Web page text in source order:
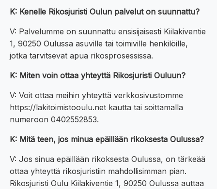
K: Kenelle Rikosjuristi Oulun palvelut on suunnattu?
V: Palvelumme on suunnattu ensisijaisesti Kiilakiventie
1, 90250 Oulussa asuville tai toimiville henkilöille,
jotka tarvitsevat apua rikosprosessissa.
K: Miten voin ottaa yhteyttä Rikosjuristi Ouluun?
V: Voit ottaa meihin yhteyttä verkkosivustomme
https://lakitoimistooulu.net kautta tai soittamalla
numeroon 0402552853.
K: Mitä teen, jos minua epäillään rikoksesta Oulussa?
V: Jos sinua epäillään rikoksesta Oulussa, on tärkeää
ottaa yhteyttä rikosjuristiin mahdollisimman pian.
Rikosjuristi Oulu Kiilakiventie 1, 90250 Oulussa auttaa